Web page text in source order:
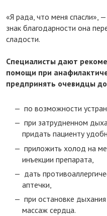
«Я рада, что меня спасли»,
знак благодарности она
сладости.
Специалисты дают
помощи при
предпринять очевидцы
по возможности
при затрудненном
придать пациенту
приложить холод на
инъекции препарата,
дать
аптечки,
при остановке
массаж сердца.